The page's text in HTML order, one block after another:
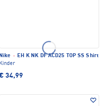
Nike · EH K NK DF ACD25 TOP SS Shirt
Kinder
34,99